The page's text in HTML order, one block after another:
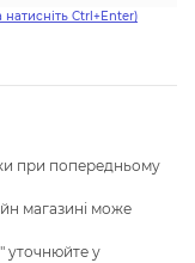
Ctrl+Enter)
при попередньому
магазині може
уточнюйте у